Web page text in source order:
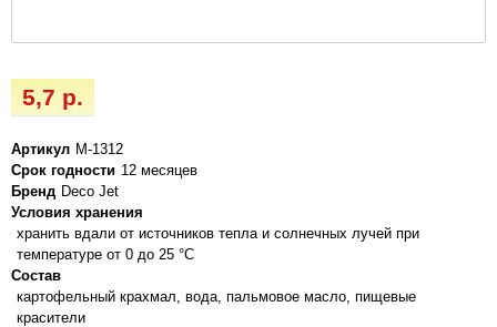
5,7 р.
Артикул М-1312
Срок годности 12 месяцев
Бренд Deco Jet
Условия хранения
хранить вдали от источников тепла и солнечных лучей при
температуре от 0 до 25 °C
Состав
картофельный крахмал, вода, пальмовое масло, пищевые
красители